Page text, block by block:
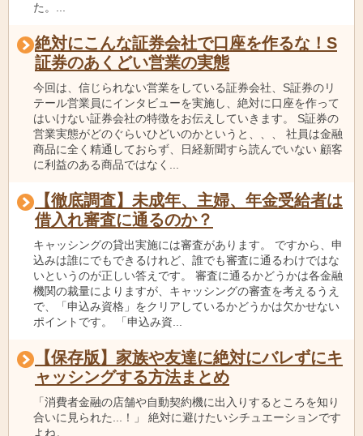
た。...
絶対にこんな証券会社で口座を作るな！S
証券のあくどい営業の実態
今回は、信じられない営業をしている証券会社、S証券のリ
テール営業員にインタビューを実施し、絶対に口座を作って
はいけない証券会社の特徴をお伝えしていきます。 S証券の
営業実態がどのぐらいひどいのかというと、、、 社員は金融
商品に全く精通しておらず、日経新聞すら読んでいない 顧客
に利益のある商品ではなく...
【徹底調査】未成年、主婦、年金受給者は
借入れ審査に通るのか？
キャッシングの貸出実施には審査があります。 ですから、申
込みは誰にでもできるけれど、誰でも審査に通るわけではな
いというのが正しい答えです。 審査に通るかどうかは各金融
機関の裁量によりますが、キャッシングの審査を考えるうえ
で、「申込み資格」をクリアしているかどうかは欠かせない
ポイントです。 「申込み資...
【保存版】家族や友達に絶対にバレずにキ
ャッシングする方法まとめ
「消費者金融の店舗や自動契約機に出入りするところを知り
合いに見られた...！」 絶対に避けたいシチュエーションです
よね。 ...